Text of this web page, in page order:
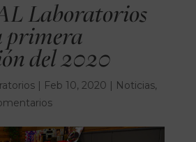
Laboratorios
primera
del 2020
| Feb 10, 2020 | Noticias,